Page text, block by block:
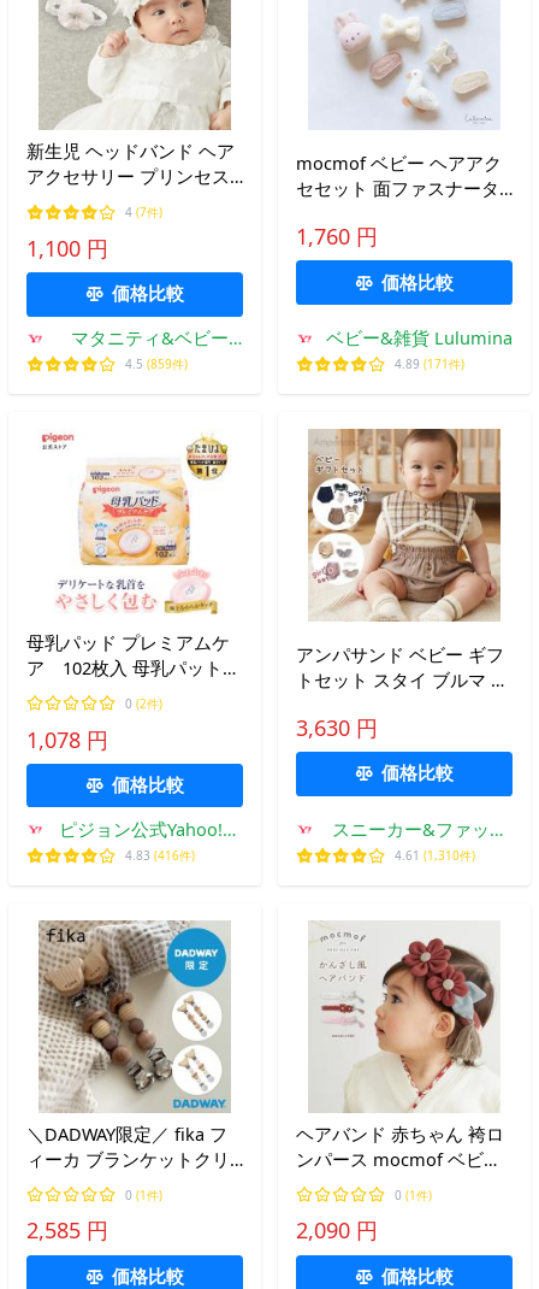
新生児 ヘッドバンド ヘア
アクセサリー プリンセス
ヘッドドレス 赤ちゃん 男
の子 女の子 かわいい おし
ゃれ お宮参り 記念日 お披
露目 お出かけ 退院着
4 (7件)
1,100 円
価格比較
マタニティ&ベビー
ANGELIEBE
4.5 (859件)
mocmof ベビー ヘアアク
セセット 面ファスナータ
い 赤ちゃんの柔らかい髪
の毛にもOK 622-660082
622-466083K おしゃれ 記
1,760 円
価格比較
ベビー&雑貨 Lulumina
4.89 (171件)
母乳パッド プレミアムケ
ア 102枚入 母乳パット
パット 授乳 ベビー ベビー
用品 赤ちゃん 赤ちゃん用
品 ピジョン pigeon
0 (2件)
1,078 円
価格比較
ピジョン公式Yahoo!シ
ョッピング店
4.83 (416件)
アンパサンド ベビー ギフ
トセット スタイ ブルマ ソ
ット 綿100 70-80cm
L480015 L480025
3,630 円
価格比較
スニーカー&ファッシ
ョン セレブル
4.61 (1,310件)
＼DADWAY限定／ fika フ
ィーカ ブランケットクリ
ップ ｜ブランケットクリ
ップ ベビー 抱っこひもア
クセサリー ブランケット
タオルケット クリップ
0 (1件)
2,585 円
価格比較
ヘアバンド 赤ちゃん 袴ロ
ンパース mocmof ベビー
甚平 お食い初め 和風 髪飾
り ひな祭り アクセ 正月
かんざし風 和装
0 (1件)
2,090 円
価格比較